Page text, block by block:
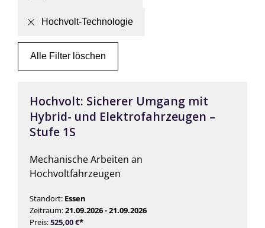
Hochvolt-Technologie
Alle Filter löschen
Hochvolt: Sicherer Umgang mit
Hybrid- und Elektrofahrzeugen –
Stufe 1S
Mechanische Arbeiten an
Hochvoltfahrzeugen
Standort: Essen
Zeitraum:21.09.2026 - 21.09.2026
Preis:525,00€*